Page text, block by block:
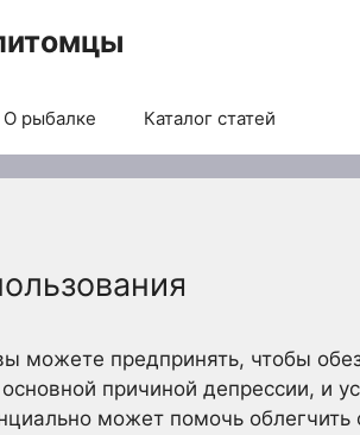
О рыбалке Каталог статей
можете предпринять, чтобы
причиной депрессии, и
может помочь